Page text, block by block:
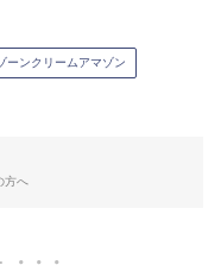
ーンクリームアマゾン
方へ